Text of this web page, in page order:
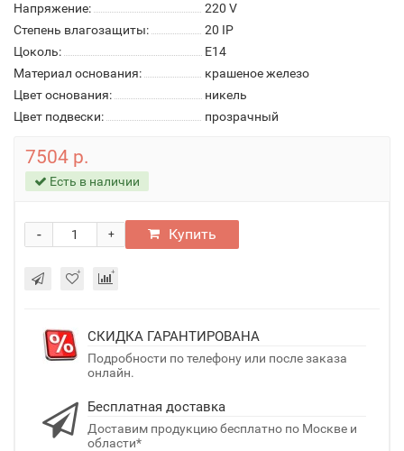
Напряжение:
220 V
Степень влагозащиты:
20 IP
Цоколь:
E14
Материал основания:
крашеное железо
Цвет основания:
никель
Цвет подвески:
прозрачный
7504 р.
Есть в наличии
+
- Купить
СКИДКА ГАРАНТИРОВАНА
Подробности по телефону или после заказа
онлайн.
Бесплатная доставка
Доставим продукцию бесплатно по Москве и
области*